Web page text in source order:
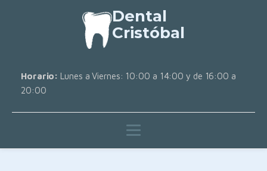
Dental
Cristóbal
Horario: Lunes a Viernes: 10:00 a 14:00 y de 16:00 a
20:00